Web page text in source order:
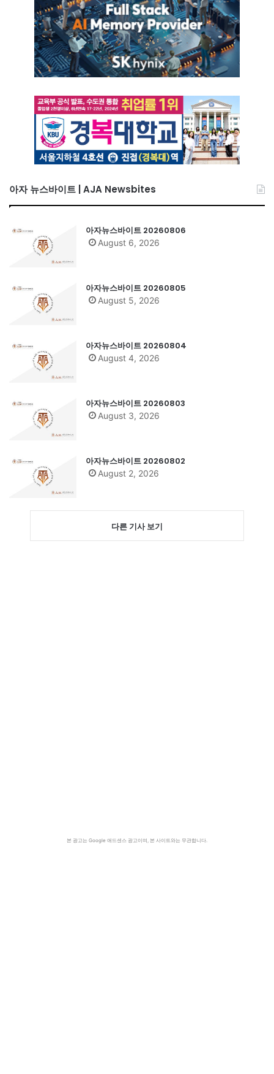
아자 뉴스바이트 | AJA Newsbites
아자뉴스바이트 20260806
August 6, 2026
아자뉴스바이트 20260805
August 5, 2026
아자뉴스바이트 20260804
August 4, 2026
아자뉴스바이트 20260803
August 3, 2026
아자뉴스바이트 20260802
August 2, 2026
다른 기사 보기
본 광고는 Google 애드센스 광고이며, 본 사이트와는 무관합니다.